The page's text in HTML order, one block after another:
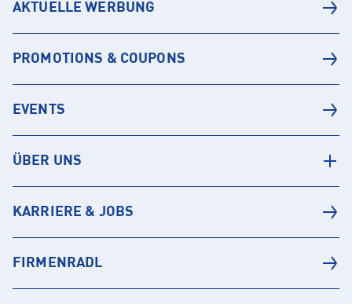
AKTUELLE WERBUNG
PROMOTIONS & COUPONS
EVENTS
ÜBER UNS
KARRIERE & JOBS
FIRMENRADL